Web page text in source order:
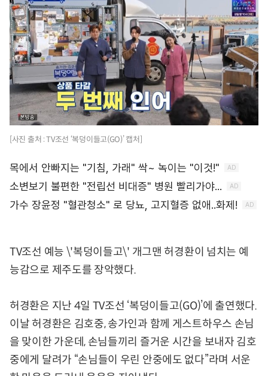
[사진 출처 : TV조선 ‘복덩이들고(GO)’ 캡처]
TV조선 예능 \'복덩이들고\' 개그맨 허경환이 넘치는 예
능감으로 제주도를 장악했다.
허경환은 지난 4일 TV조선 ‘복덩이들고(GO)’에 출연했다.
이날 허경환은 김호중, 송가인과 함께 게스트하우스 손님
을 맞이한 가운데, 손님들끼리 즐거운 시간을 보내자 김호
중에게 달려가 “손님들이 우린 안중에도 없다”라며 서운